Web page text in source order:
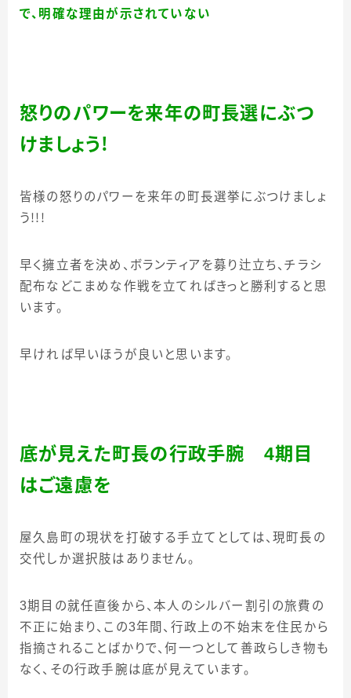
で、明確な理由が示されていない
怒りのパワーを来年の町長選にぶつ
けましょう！
皆様の怒りのパワーを来年の町長選挙にぶつけましょ
う！！！
早く擁立者を決め、ボランティアを募り辻立ち、チラシ
配布などこまめな作戦を立てればきっと勝利すると思
います。
早ければ早いほうが良いと思います。
底が見えた町長の行政手腕 4期目
はご遠慮を
屋久島町の現状を打破する手立てとしては、現町長の
交代しか選択肢はありません。
3期目の就任直後から、本人のシルバー割引の旅費の
不正に始まり、この3年間、行政上の不始末を住民から
指摘されることばかりで、何一つとして善政らしき物も
なく、その行政手腕は底が見えています。